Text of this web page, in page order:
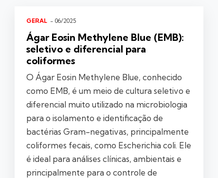
GERAL - 06/2025
Ágar Eosin Methylene Blue (EMB):
seletivo e diferencial para
coliformes
O Ágar Eosin Methylene Blue, conhecido
como EMB, é um meio de cultura seletivo e
diferencial muito utilizado na microbiologia
para o isolamento e identificação de
bactérias Gram-negativas, principalmente
coliformes fecais, como Escherichia coli. Ele
é ideal para análises clínicas, ambientais e
principalmente para o controle de